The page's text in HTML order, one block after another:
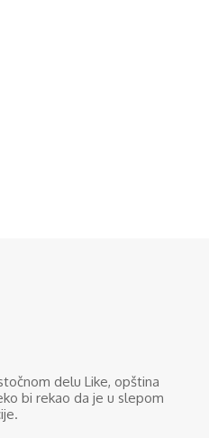
delu Like, opština
bi rekao da je u slepom